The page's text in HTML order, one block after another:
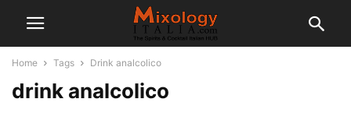
Home Tags Drink analcolico
drink analcolico